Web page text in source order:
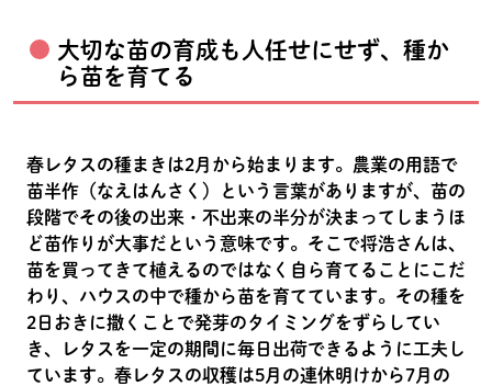
大切な苗の育成も人任せにせず、種か
ら苗を育てる
春レタスの種まきは2月から始まります。農業の用語で
苗半作（なえはんさく）という言葉がありますが、苗の
段階でその後の出来・不出来の半分が決まってしまうほ
ど苗作りが大事だという意味です。そこで将浩さんは、
苗を買ってきて植えるのではなく自ら育てることにこだ
わり、ハウスの中で種から苗を育てています。その種を
2日おきに撒くことで発芽のタイミングをずらしてい
き、レタスを一定の期間に毎日出荷できるように工夫し
ています。春レタスの収穫は5月の連休明けから7月の